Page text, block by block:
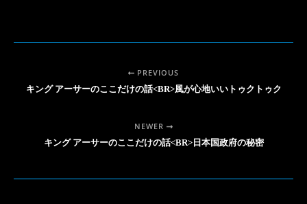
PREVIOUS
キング アーサーのここだけの話<BR>風が心地いいトゥクトゥク
NEWER
キング アーサーのここだけの話<BR>日本国政府の秘密